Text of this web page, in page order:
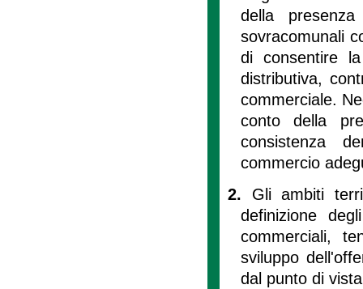
della
sovracomunali
di consentire
distributiva,
commerciale.
conto della
consistenza
commercio
2. Gli ambiti
definizione
commerciali,
sviluppo
dal punto di